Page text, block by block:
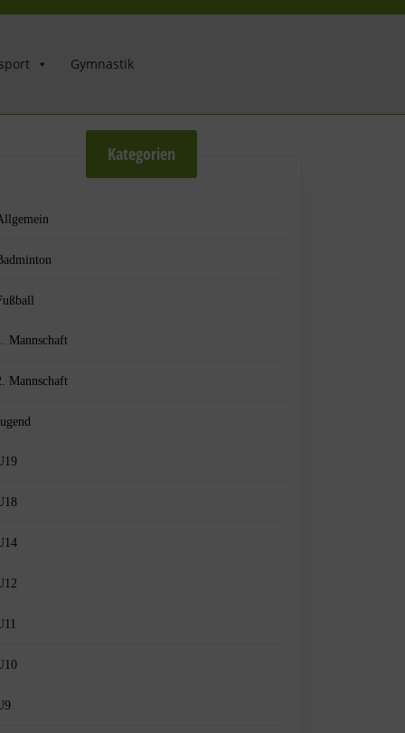
Gymnastik
Kategorien
Mannschaft
Mannschaft